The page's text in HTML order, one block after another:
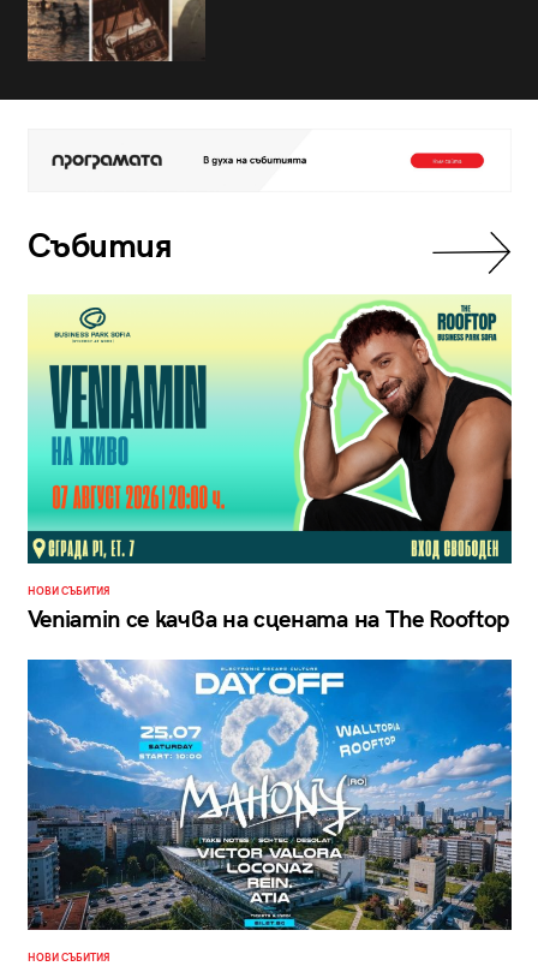
Събития
НОВИ СЪБИТИЯ
Veniamin се качва на сцената на The Rooftop
НОВИ СЪБИТИЯ